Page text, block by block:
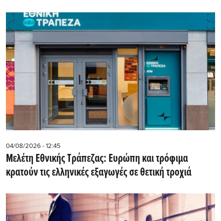
04/08/2026 - 12:45
Μελέτη Εθνικής Τράπεζας: Ευρώπη και τρόφιμα
κρατούν τις ελληνικές εξαγωγές σε θετική τροχιά